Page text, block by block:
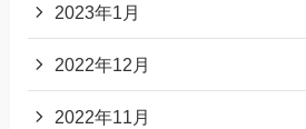
2023年1月
2022年12月
2022年11月